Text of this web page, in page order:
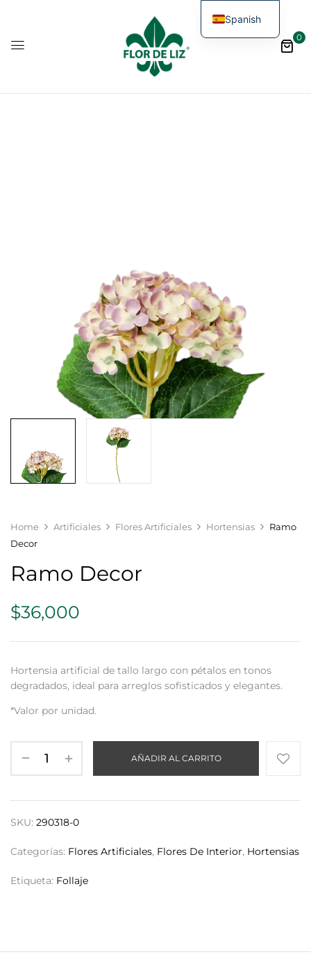
0
Home Artificiales Flores Artificiales Hortensias
Ramo
Decor
Ramo Decor
$36,000
Hortensia artificial de tallo largo con pétalos en tonos
degradados, ideal para arreglos sofisticados y elegantes.
*Valor por unidad.
AÑADIR AL CARRITO
SKU: 290318-0
Categorías: Flores Artificiales, Flores De Interior, Hortensias
Etiqueta: Follaje
Spanish